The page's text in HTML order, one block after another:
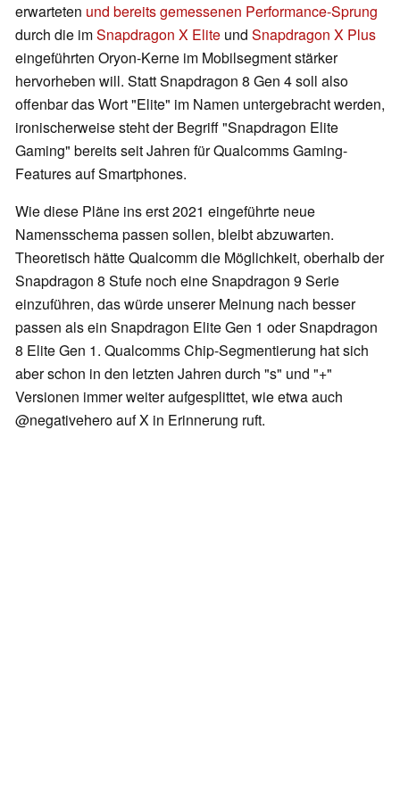
erwarteten und bereits gemessenen Performance-Sprung
durch die imSnapdragon X Elite und Snapdragon X Plus
eingeführten Oryon-Kerne im Mobilsegment stärker
hervorheben will. Statt Snapdragon 8 Gen 4 soll also
offenbar das Wort "Elite" im Namen untergebracht werden,
ironischerweise steht der Begriff "Snapdragon Elite
Gaming" bereits seit Jahren für Qualcomms Gaming-
Features auf Smartphones.
Wie diese Pläne ins erst 2021 eingeführte neue
Namensschema passen sollen, bleibt abzuwarten.
Theoretisch hätte Qualcomm die Möglichkeit, oberhalb der
Snapdragon 8 Stufe noch eine Snapdragon 9 Serie
einzuführen, das würde unserer Meinung nach besser
passen als ein Snapdragon Elite Gen 1 oder Snapdragon
8 Elite Gen 1. Qualcomms Chip-Segmentierung hat sich
aber schon in den letzten Jahren durch "s" und "+"
Versionen immer weiter aufgesplittet, wie etwa auch
@negativehero auf X in Erinnerung ruft.